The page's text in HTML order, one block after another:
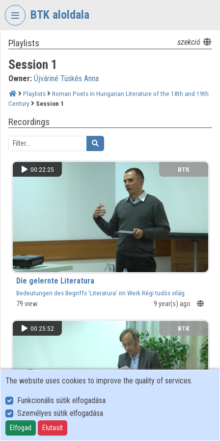
Skip header
BTK aloldala
VIDEO
RESEARCH
CENTRE
FOR
THE
Organization home
Organization discovery
Organizations
Contributors
Playlists szekció
Session 1
Owner: Újváriné Tüskés Anna
Playlists
Roman Poets in Hungarian Literature of the 18th and 19th
Century
Session 1
Recordings
00:22:25 BTK
Die gelernte Literatura
Bedeutungen des Begriffs ’Literatura’ im Werk Régi tudós világ
históriája... von Ézsaiás Budai
79 view 9 year(s) ago
00:25:52 BTK
The website uses cookies to improve the quality of services.
Funkcionális sütik elfogadása
Személyes sütik elfogadása
Elfogad Elutasít